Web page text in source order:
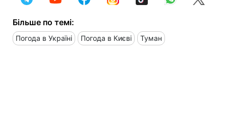
Більше по темі:
Погода в Україні Погода в Києві Туман